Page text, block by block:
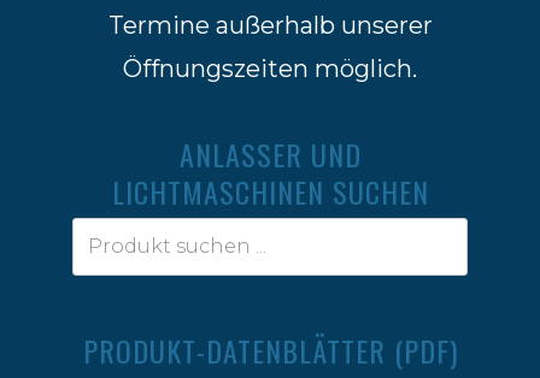
Termine außerhalb unserer
Öffnungszeiten möglich.
ANLASSER UND
LICHTMASCHINEN SUCHEN
PRODUKT-DATENBLÄTTER (PDF)